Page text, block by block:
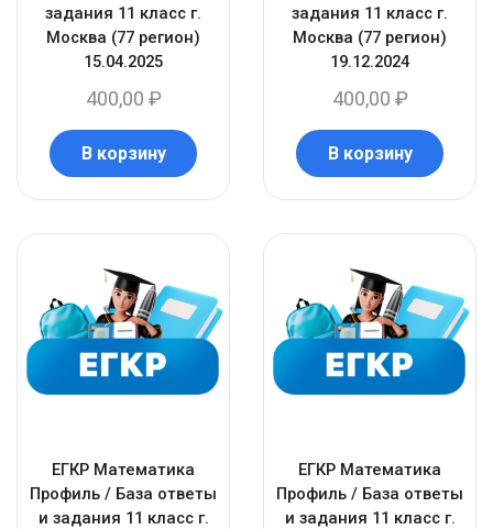
задания 11 класс г.
Москва (77 регион)
15.04.2025
400,00 ₽
В корзину
задания 11 класс г.
Москва (77 регион)
19.12.2024
400,00 ₽
В корзину
ЕГКР Математика
Профиль / База ответы
и задания 11 класс г.
ЕГКР Математика
Профиль / База ответы
и задания 11 класс г.